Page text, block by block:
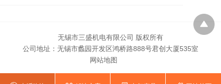
无锡市三盛机电有限公司 版权所有
公司地址：无锡市蠡园开发区鸿桥路888号君创大厦535室
网站地图